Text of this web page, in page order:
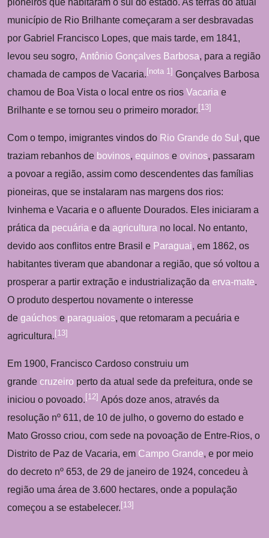
pioneiros que habitaram o sul do estado. As terras do atual
município de Rio Brilhante começaram a ser desbravadas
por Gabriel Francisco Lopes, que mais tarde, em 1841,
levou seu sogro, Antônio Gonçalves Barbosa, para a região
chamada de campos de Vacaria.[nota 1] Gonçalves Barbosa
chamou de Boa Vista o local entre os rios Vacaria e
Brilhante e se tornou seu o primeiro morador.[13]
Com o tempo, imigrantes vindos do Rio Grande do Sul , que
traziam rebanhos de bovinos, equinos e ovinos, passaram
a povoar a região, assim como descendentes das famílias
pioneiras, que se instalaram nas margens dos rios:
Ivinhema e Vacaria e o afluente Dourados. Eles iniciaram a
prática da pecuária e da agricultura no local. No entanto,
devido aos conflitos entre Brasil e Paraguai, em 1862, os
habitantes tiveram que abandonar a região, que só voltou a
prosperar a partir extração e industrialização da erva-mate.
O produto despertou novamente o interesse
de gaúchos e paraguaios, que retomaram a pecuária e
agricultura.[13]
Em 1900, Francisco Cardoso construiu um
grande cruzeiro perto da atual sede da prefeitura, onde se
iniciou o povoado.[12] Após doze anos, através da
resolução nº 611, de 10 de julho, o governo do estado e
Mato Grosso criou, com sede na povoação de Entre-Rios, o
Distrito de Paz de Vacaria, em Campo Grande, e por meio
do decreto nº 653, de 29 de janeiro de 1924, concedeu à
região uma área de 3.600 hectares, onde a população
começou a se estabelecer.[13]